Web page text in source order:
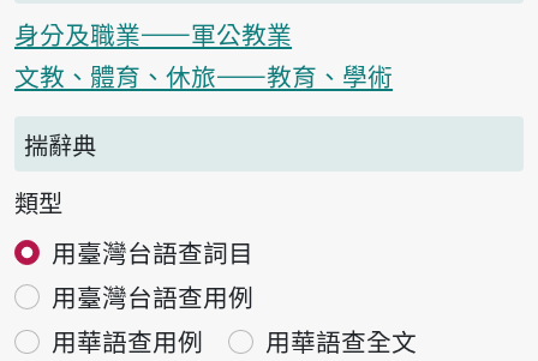
身分及職業——軍公教業
文教、體育、休旅——教育、學術
揣辭典
類型
用臺灣台語查詞目
用臺灣台語查用例
用華語查用例
用華語查全文